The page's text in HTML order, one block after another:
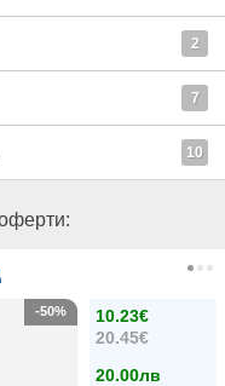
2
7
10
10.23€
20.45€
20.00лв
-50%